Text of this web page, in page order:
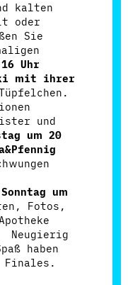
kalten
oder
Sie
16 Uhr
mit ihrer
und
um 20
um
Fotos,
Neugierig
haben
Finales.